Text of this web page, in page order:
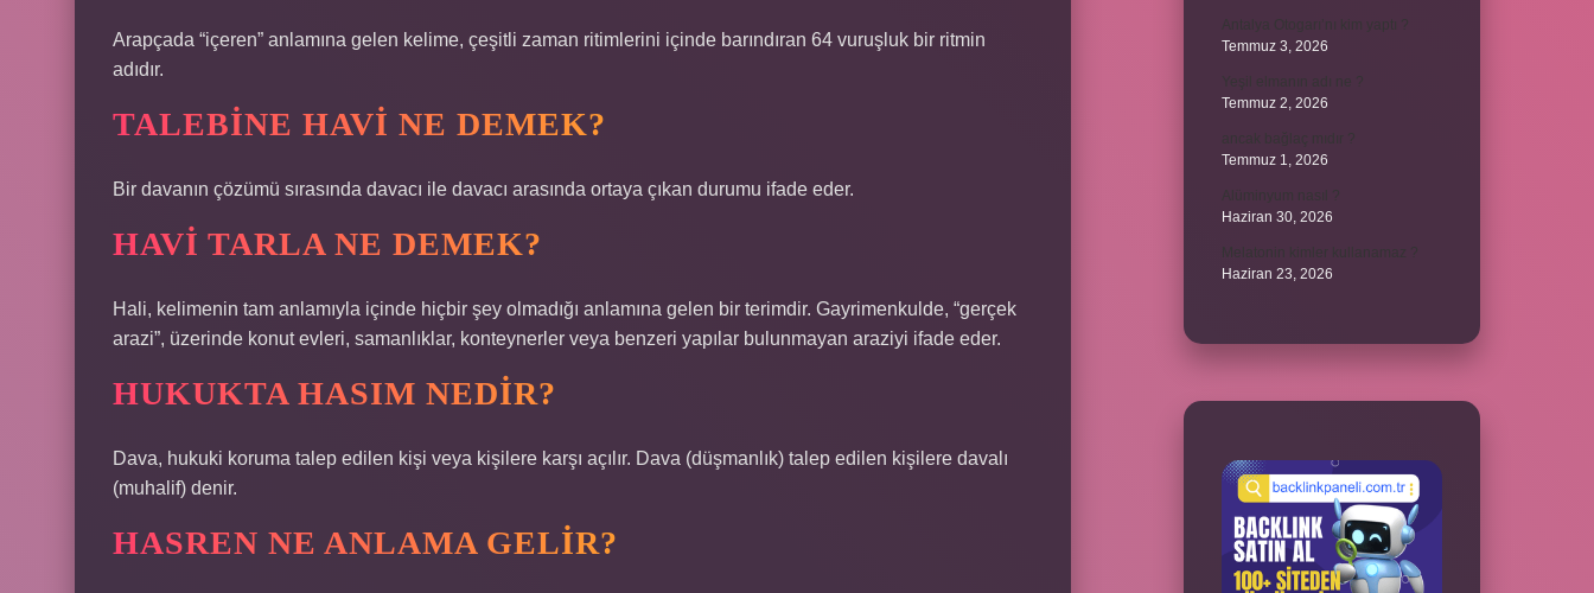
Arapçada “içeren” anlamına gelen kelime, çeşitli zaman ritimlerini içinde barındıran 64 vuruşluk bir ritmin
adıdır.
TALEBINE HAVI NE DEMEK?
Bir davanın çözümü sırasında davacı ile davacı arasında ortaya çıkan durumu ifade eder.
HAVI TARLA NE DEMEK?
Hali, kelimenin tam anlamıyla içinde hiçbir şey olmadığı anlamına gelen bir terimdir. Gayrimenkulde, “gerçek
arazi”, üzerinde konut evleri, samanlıklar, konteynerler veya benzeri yapılar bulunmayan araziyi ifade eder.
HUKUKTA HASIM NEDIR?
Dava, hukuki koruma talep edilen kişi veya kişilere karşı açılır. Dava (düşmanlık) talep edilen kişilere davalı
(muhalif) denir.
HASREN NE ANLAMA GELIR?
Antalya Otogarı’nı kim yaptı ?
Temmuz 3, 2026
Temmuz 2, 2026
Temmuz 1, 2026
Haziran 30, 2026
Haziran 23, 2026